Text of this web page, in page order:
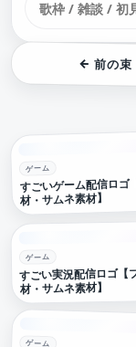
← 前の束
ゲーム
すごいゲーム配信ロゴ
材・サムネ素材】
ゲーム
すごい実況配信ロゴ【
材・サムネ素材】
ゲーム